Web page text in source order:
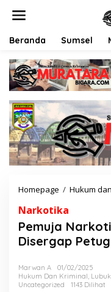
Beranda Sumsel
Homepage / Hukum
Narkotika
Pemuja
Disergap
Marwan A
01/02/2025
Hukum Dan Kriminal,
Uncategorized
1143 Dilihat